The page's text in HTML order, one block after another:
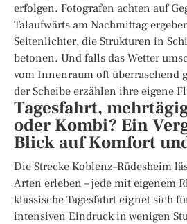
erfolgen. Fotografen achten auf
Talaufwärts am Nachmittag
Seitenlichter, die Strukturen in
betonen. Und falls das Wetter
vom Innenraum oft überraschend
der Scheibe erzählen ihre eigene
Tagesfahrt,
oder Kombi? Ein
Blick auf Komfort
Die Strecke Koblenz–Rüdesheim
Arten erleben – jede mit eigenem
klassische Tagesfahrt eignet sich
intensiven Eindruck in wenigen